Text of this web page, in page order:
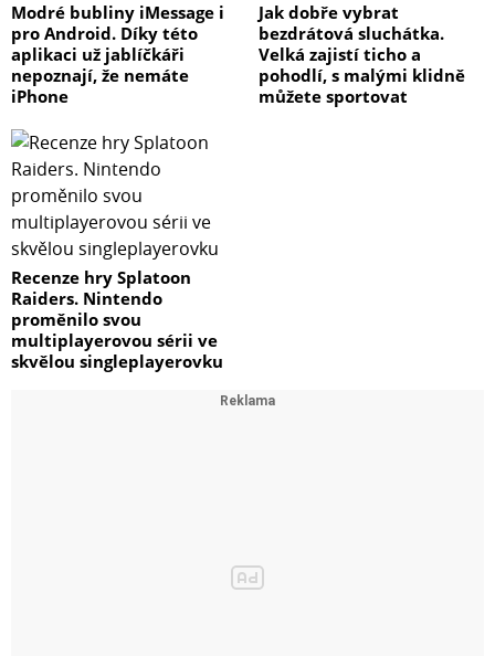
Modré bubliny iMessage i
pro Android. Díky této
aplikaci už jablíčkáři
nepoznají, že nemáte
iPhone
Jak dobře vybrat
bezdrátová sluchátka.
Velká zajistí ticho a
pohodlí, s malými klidně
můžete sportovat
Recenze hry Splatoon
Raiders. Nintendo
proměnilo svou
multiplayerovou sérii ve
skvělou singleplayerovku